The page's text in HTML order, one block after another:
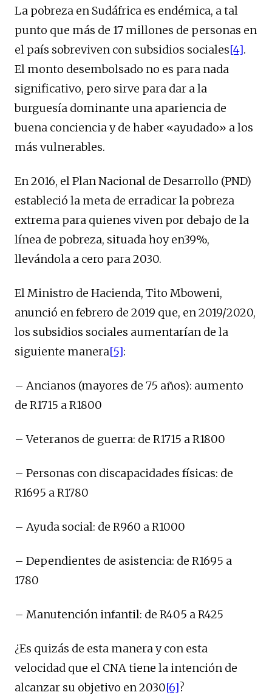
La pobreza en Sudáfrica es endémica, a tal
punto que más de 17 millones de personas en
el país sobreviven con subsidios sociales[4].
El monto desembolsado no es para nada
significativo, pero sirve para dar a la
burguesía dominante una apariencia de
buena conciencia y de haber «ayudado» a los
más vulnerables.
En 2016, el Plan Nacional de Desarrollo (PND)
estableció la meta de erradicar la pobreza
extrema para quienes viven por debajo de la
línea de pobreza, situada hoy en39%,
llevándola a cero para 2030.
El Ministro de Hacienda, Tito Mboweni,
anunció en febrero de 2019 que, en 2019/2020,
los subsidios sociales aumentarían de la
siguiente manera[5]:
– Ancianos (mayores de 75 años): aumento
de R1715 a R1800
– Veteranos de guerra: de R1715 a R1800
– Personas con discapacidades físicas: de
R1695 a R1780
– Ayuda social: de R960 a R1000
– Dependientes de asistencia: de R1695 a
1780
– Manutención infantil: de R405 a R425
¿Es quizás de esta manera y con esta
velocidad que el CNA tiene la intención de
alcanzar su objetivo en 2030[6]?